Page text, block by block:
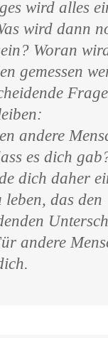
wird alles
wird dann
Woran
gemessen
andere
es dich
dich daher
leben, das den
andere